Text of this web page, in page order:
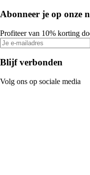
Abonneer je op onze
Profiteer van 10% korting
Blijf verbonden
Volg ons op sociale media